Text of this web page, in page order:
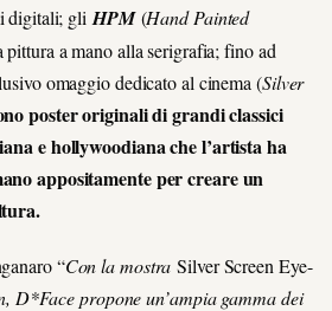
digitali; gliHPM (Hand Painted
pittura a mano alla serigrafia; fino ad
omaggio dedicato al cinema (Silver
poster originali di grandi classici
e hollywoodiana che l’artista ha
appositamente per creare un
“Con la mostraSilver Screen Eye-
D*Face propone un’ampia gamma dei